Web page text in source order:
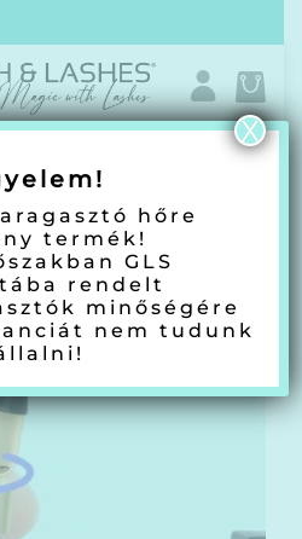
/
hőre
termék!
GLS
rendelt
minőségére
nem tudunk
X